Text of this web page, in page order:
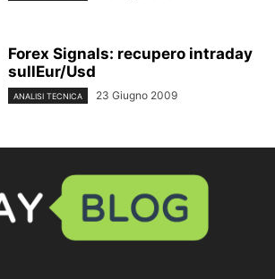
Forex Signals: recupero intraday
sullEur/Usd
ANALISI TECNICA 23 Giugno 2009